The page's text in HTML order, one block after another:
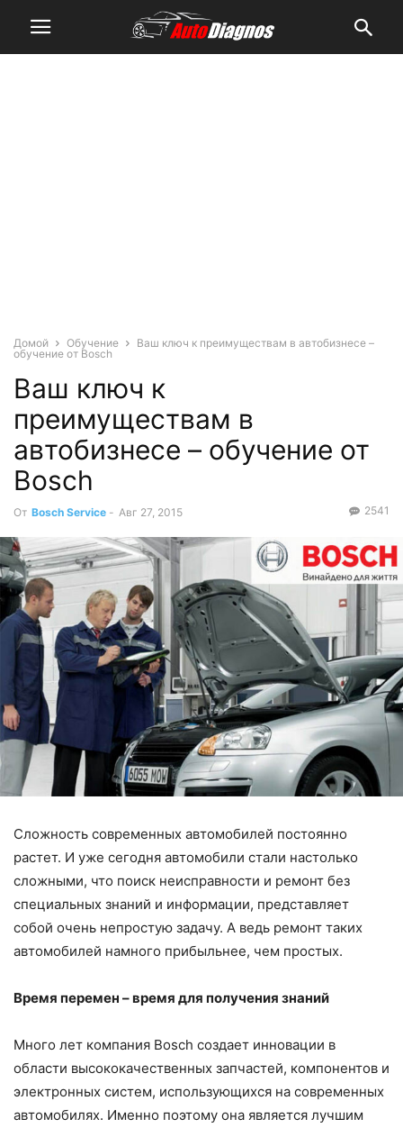
Домой Обучение
Ваш ключ к преимуществам в автобизнесе –
обучение от Bosch
Ваш ключ к
преимуществам в
автобизнесе – обучение от
Bosch
От Bosch Service - Авг 27, 2015 2541
Сложность современных автомобилей постоянно
растет. И уже сегодня автомобили стали настолько
сложными, что поиск неисправности и ремонт без
специальных знаний и информации, представляет
собой очень непростую задачу. А ведь ремонт таких
автомобилей намного прибыльнее, чем простых.
Время перемен – время для получения знаний
Много лет компания Bosch создает инновации в
области высококачественных запчастей, компонентов и
электронных систем, использующихся на современных
автомобилях. Именно поэтому она является лучшим